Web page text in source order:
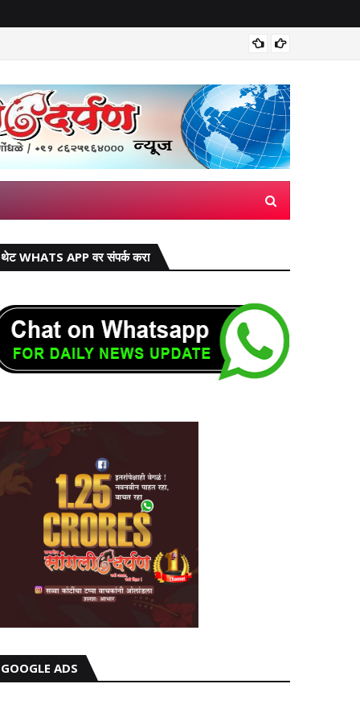
थेट WHATS APP वर संपर्क करा
GOOGLE ADS